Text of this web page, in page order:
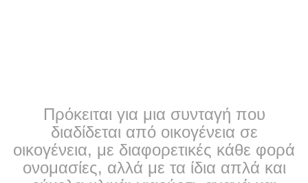
Πρόκειται για μια συνταγή που
διαδίδεται από οικογένεια σε
οικογένεια, με διαφορετικές κάθε φορά
ονομασίες, αλλά με τα ίδια απλά και